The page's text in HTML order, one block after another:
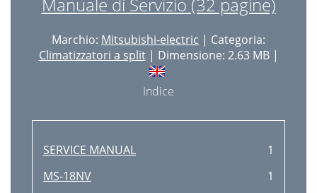
Marchio: Mitsubishi-electric | Categoria:
Climatizzatori a split| Dimensione: 2.63 MB |
Indice
SERVICE MANUAL
1
MS-18NV
1